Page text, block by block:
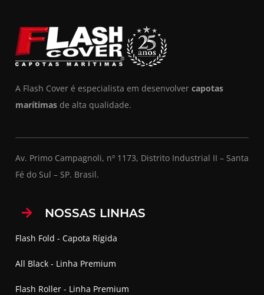
A Flash Cover é especialista em desenvolver capotas
marítimas de alta qualidade.
Av. Primo Campagnoli, nº 1173, Distrito Industrial II – Santa
Fé do Sul – SP. Brasil.
NOSSAS LINHAS
Flash Fold - Capota Rígida
All Black - Linha Premium
Flash Roller - Linha Premium